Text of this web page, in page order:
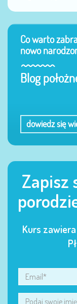
Co warto
nowo
Blog
dowiedz się
Zapisz
Kurs